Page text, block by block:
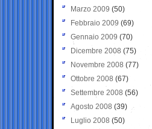
Marzo 2009 (50)
Febbraio 2009 (69)
Gennaio 2009 (70)
Dicembre 2008 (75)
Novembre 2008 (77)
Ottobre 2008 (67)
Settembre 2008 (56)
Agosto 2008 (39)
Luglio 2008 (50)